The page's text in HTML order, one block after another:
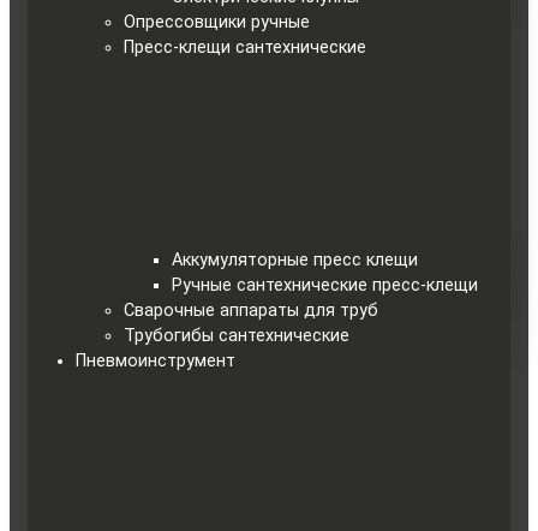
Опрессовщики ручные
Пресс-клещи сантехнические
Аккумуляторные пресс клещи
Ручные сантехнические пресс-клещи
Сварочные аппараты для труб
Трубогибы сантехнические
Пневмоинструмент